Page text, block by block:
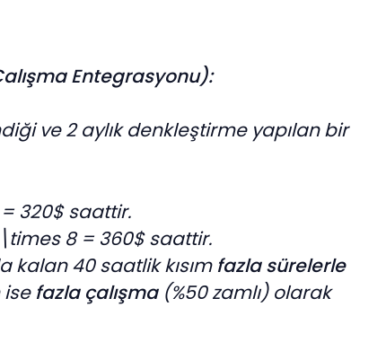
Entegrasyonu):
ve 2 aylık denkleştirme yapılan bir
320$ saattir.
8 = 360$ saattir.
kalan 40 saatlik kısım fazla sürelerle
ise fazla çalışma(%50 zamlı) olarak